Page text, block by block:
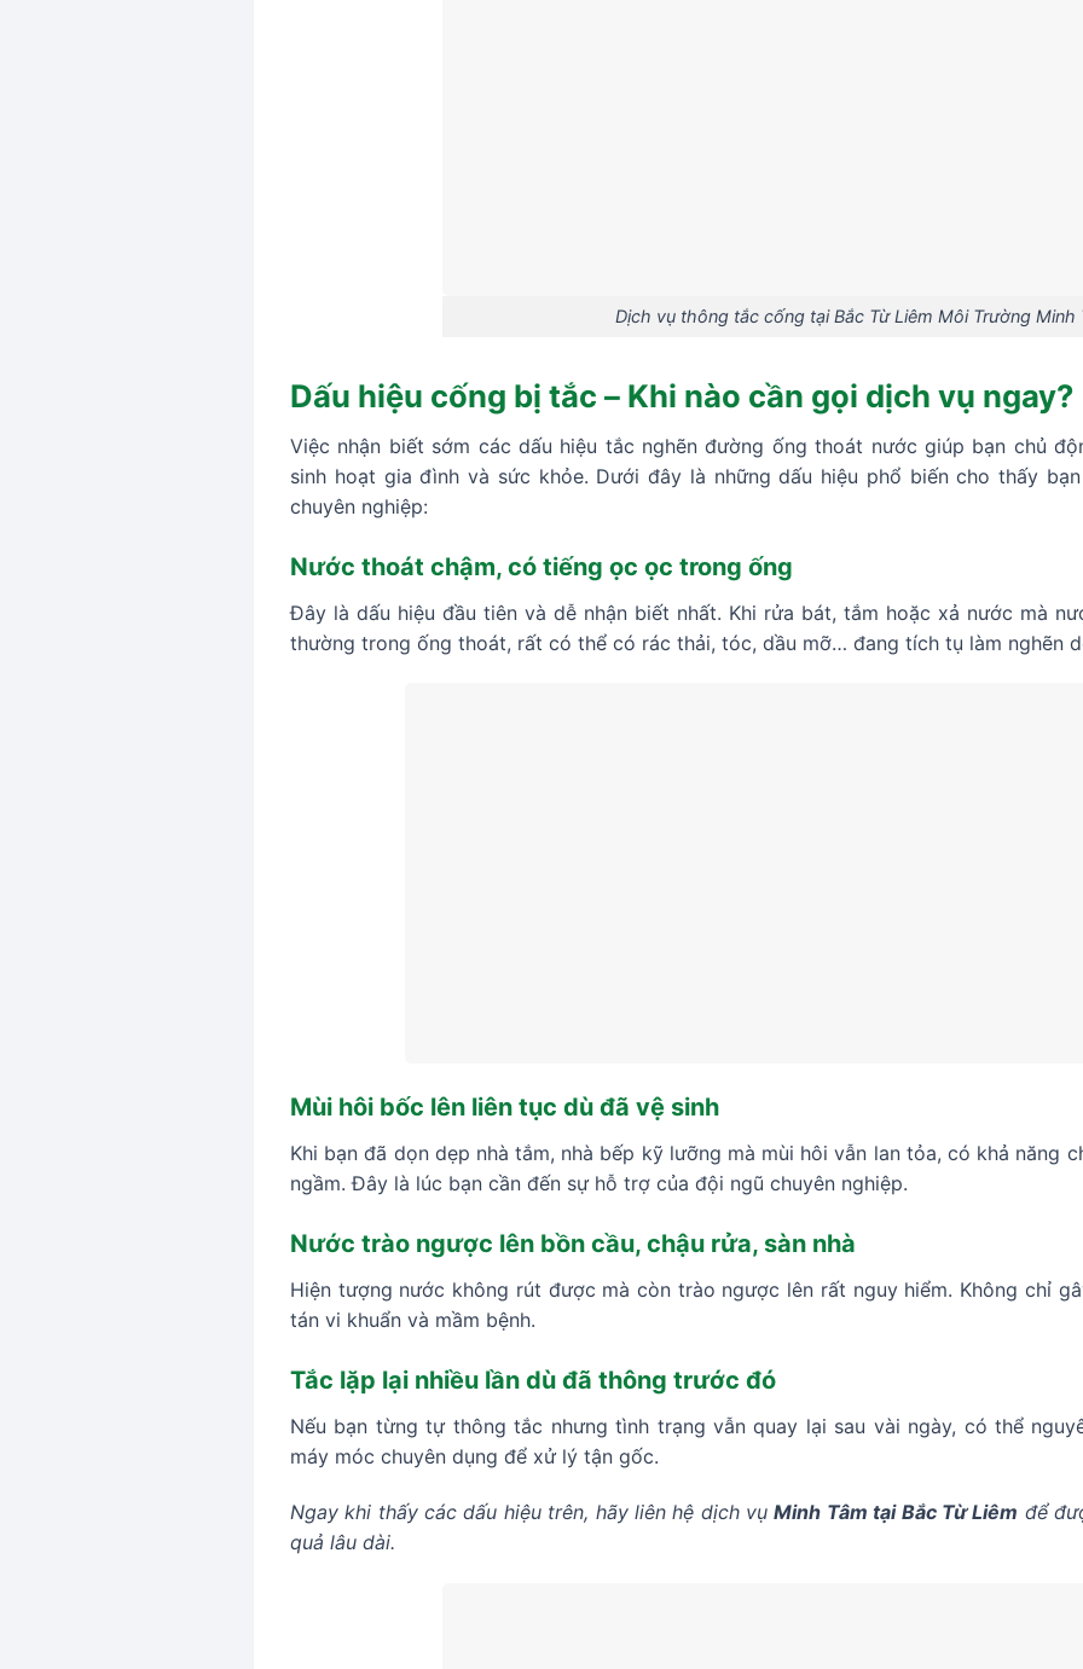
Dịch vụ thông tắc cống tại Bắc Từ Liêm Môi Trường Minh
Dấu hiệu cống bị tắc – Khi nào cần gọi dịch vụ ngay?
Việc nhận biết sớm các dấu hiệu tắc nghẽn đường ống thoát nước giúp bạn chủ
sinh hoạt gia đình và sức khỏe. Dưới đây là những dấu hiệu phổ biến cho thấy
chuyên nghiệp:
Nước thoát chậm, có tiếng ọc ọc trong ống
Đây là dấu hiệu đầu tiên và dễ nhận biết nhất. Khi rửa bát, tắm hoặc xả nước mà
thường trong ống thoát, rất có thể có rác thải, tóc, dầu mỡ… đang tích tụ làm nghẽn
Mùi hôi bốc lên liên tục dù đã vệ sinh
Khi bạn đã dọn dẹp nhà tắm, nhà bếp kỹ lưỡng mà mùi hôi vẫn lan tỏa, có khả năng
ngầm. Đây là lúc bạn cần đến sự hỗ trợ của đội ngũ chuyên nghiệp.
Nước trào ngược lên bồn cầu, chậu rửa, sàn nhà
Hiện tượng nước không rút được mà còn trào ngược lên rất nguy hiểm. Không chỉ
tán vi khuẩn và mầm bệnh.
Tắc lặp lại nhiều lần dù đã thông trước đó
Nếu bạn từng tự thông tắc nhưng tình trạng vẫn quay lại sau vài ngày, có thể
máy móc chuyên dụng để xử lý tận gốc.
Ngay khi thấy các dấu hiệu trên, hãy liên hệ dịch vụMinh Tâm tại Bắc Từ Liêm để
quả lâu dài.